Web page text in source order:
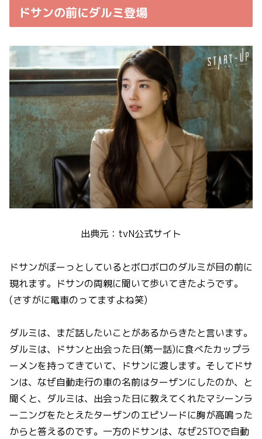
ドサンの前にダルミ登場
出典元：tvN公式サイト
ドサンがぼーっとしているとボロボロのダルミが目の前に
現れます。ドサンの両親に聞いて歩いてきたようです。
(さすがに電車のってますよね笑)
ダルミは、まだ話したいことがあるからきたと言います。
ダルミは、ドサンと出会った日(第一話)に食べたカップラ
ーメンを持ってきていて、ドサンに渡します。そしてドサ
ンは、なぜ自動走行の車の名前はターザンにしたのか、と
聞くと、ダルミは、出会った日に教えてくれたマシーンラ
ーニングをたとえたターザンのエピソードに胸が高鳴った
からと答えるのです。一方のドサンは、なぜ2STOで自動